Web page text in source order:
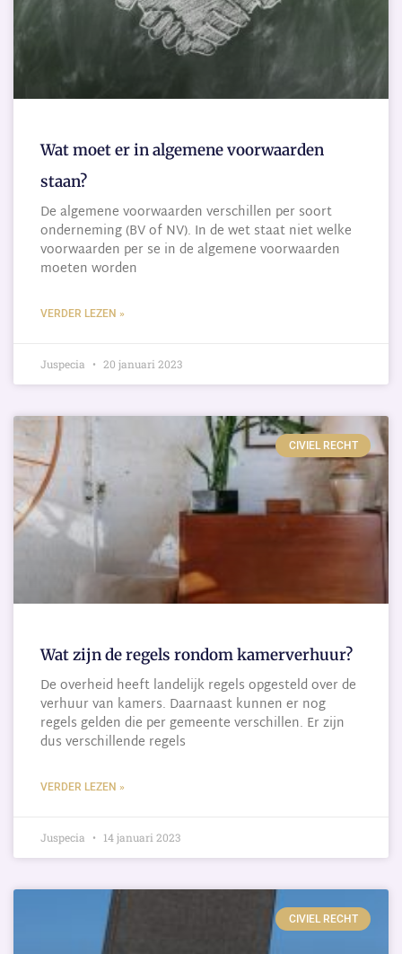
Wat moet er in algemene voorwaarden
staan?
De algemene voorwaarden verschillen per soort
onderneming (BV of NV). In de wet staat niet welke
voorwaarden per se in de algemene voorwaarden
moeten worden
VERDER LEZEN »
Juspecia 20 januari 2023
CIVIEL RECHT
Wat zijn de regels rondom kamerverhuur?
De overheid heeft landelijk regels opgesteld over de
verhuur van kamers. Daarnaast kunnen er nog
regels gelden die per gemeente verschillen. Er zijn
dus verschillende regels
VERDER LEZEN »
Juspecia 14 januari 2023
CIVIEL RECHT